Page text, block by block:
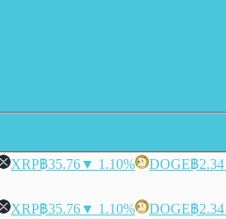
XRP฿35.76▼ 1.10% DOGE฿2.34
XRP฿35.76▼ 1.10% DOGE฿2.34